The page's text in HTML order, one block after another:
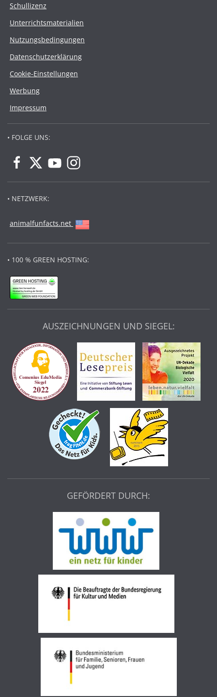
Schullizenz
Unterrichtsmaterialien
Nutzungsbedingungen
Datenschutzerklärung
Cookie-Einstellungen
Werbung
Impressum
• FOLGE UNS:
• NETZWERK:
animalfunfacts.net
• 100 % GREEN HOSTING:
AUSZEICHNUNGEN UND SIEGEL:
GEFÖRDERT DURCH: